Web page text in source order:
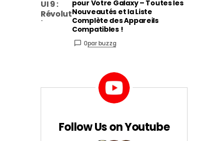
pour Votre Galaxy – Toutes les
Nouveautés et la Liste
Complète des Appareils
Compatibles !
0par buzzg
Follow Us on Youtube